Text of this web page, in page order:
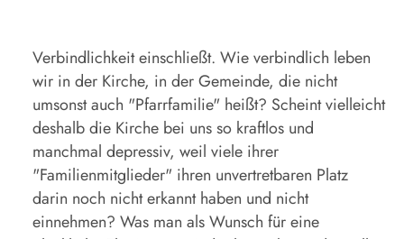
Verbindlichkeit einschließt. Wie verbindlich leben
wir in der Kirche, in der Gemeinde, die nicht
umsonst auch "Pfarrfamilie" heißt? Scheint vielleicht
deshalb die Kirche bei uns so kraftlos und
manchmal depressiv, weil viele ihrer
"Familienmitglieder" ihren unvertretbaren Platz
darin noch nicht erkannt haben und nicht
einnehmen? Was man als Wunsch für eine